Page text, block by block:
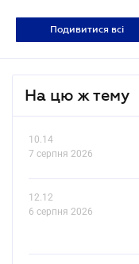
Подивитися всі
На цю ж тему
10.14
7 серпня 2026
12.12
6 серпня 2026